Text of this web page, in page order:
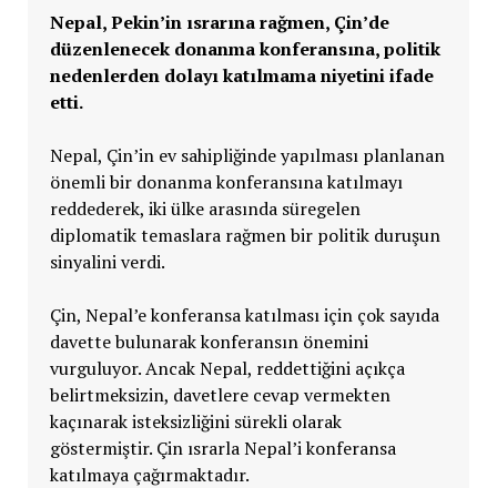
Nepal, Pekin’in ısrarına rağmen, Çin’de
düzenlenecek donanma konferansına, politik
nedenlerden dolayı katılmama niyetini ifade
etti.
Nepal, Çin’in ev sahipliğinde yapılması planlanan
önemli bir donanma konferansına katılmayı
reddederek, iki ülke arasında süregelen
diplomatik temaslara rağmen bir politik duruşun
sinyalini verdi.
Çin, Nepal’e konferansa katılması için çok sayıda
davette bulunarak konferansın önemini
vurguluyor. Ancak Nepal, reddettiğini açıkça
belirtmeksizin, davetlere cevap vermekten
kaçınarak isteksizliğini sürekli olarak
göstermiştir. Çin ısrarla Nepal’i konferansa
katılmaya çağırmaktadır.